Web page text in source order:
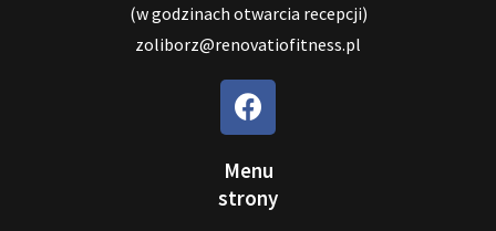
(w godzinach otwarcia recepcji)
zoliborz@renovatiofitness.pl
Menu
strony